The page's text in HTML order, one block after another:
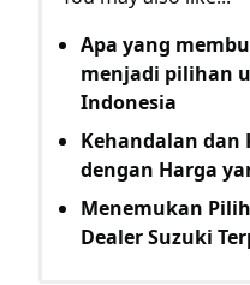
Apa yang
menjadi pilihan
Indonesia
Kehandalan dan
dengan Harga
Menemukan
Dealer Suzuki